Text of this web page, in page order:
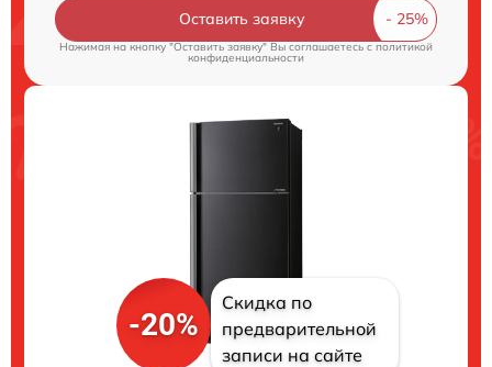
Оставить заявку
Нажимая на кнопку "Оставить заявку" Вы соглашаетесь cполитикой
конфиденциальности
-20%
Скидка по
предварительной
записи на сайте